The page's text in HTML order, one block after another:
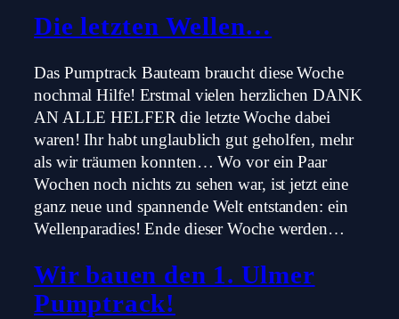
Die letzten Wellen…
Das Pumptrack Bauteam braucht diese Woche
nochmal Hilfe! Erstmal vielen herzlichen DANK
AN ALLE HELFER die letzte Woche dabei
waren! Ihr habt unglaublich gut geholfen, mehr
als wir träumen konnten… Wo vor ein Paar
Wochen noch nichts zu sehen war, ist jetzt eine
ganz neue und spannende Welt entstanden: ein
Wellenparadies! Ende dieser Woche werden…
Wir bauen den 1. Ulmer
Pumptrack!